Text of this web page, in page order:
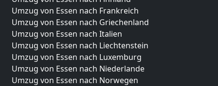
Umzug von Essen nach Frankreich
Umzug von Essen nach Griechenland
Umzug von Essen nach Italien
Umzug von Essen nach Liechtenstein
Umzug von Essen nach Luxemburg
Umzug von Essen nach Niederlande
Umzug von Essen nach Norwegen